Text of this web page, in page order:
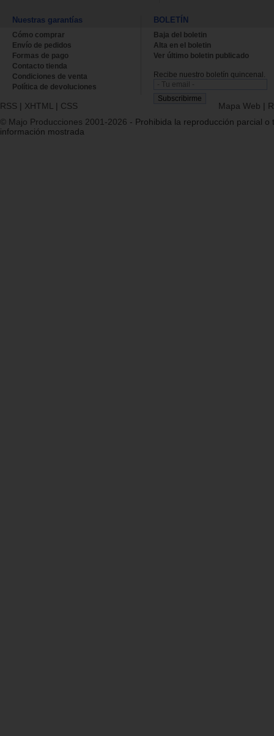
Nuestras garantías
Cómo comprar
Envío de pedidos
Formas de pago
Contacto tienda
Condiciones de venta
Política de devoluciones
BOLETÍN
Baja del boletin
Alta en el boletin
Ver último boletin publicado
Recibe nuestro boletín quincenal.
RSS | XHTML | CSS Mapa Web |
© Majo Producciones 2001-2026 - Prohibida la reproducción parcial o
información mostrada